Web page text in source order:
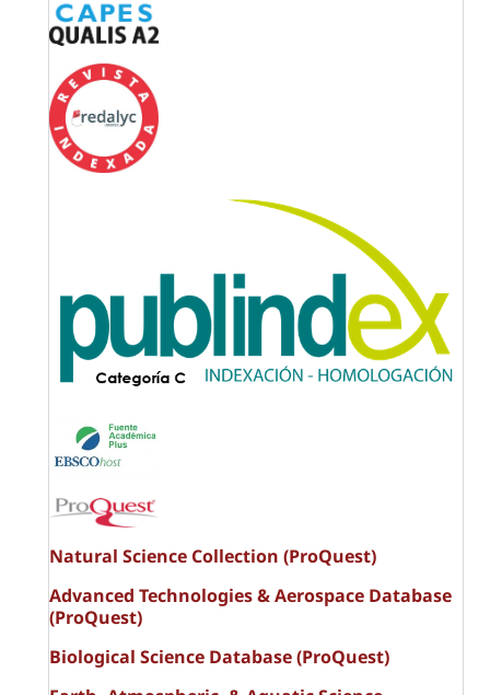
Natural Science Collection (ProQuest)
Advanced Technologies & Aerospace Database
(ProQuest)
Biological Science Database (ProQuest)